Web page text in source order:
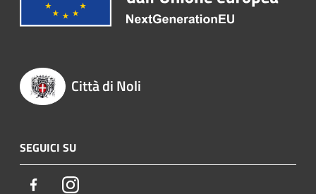
Città di Noli
SEGUICI SU
FacebookInstagram